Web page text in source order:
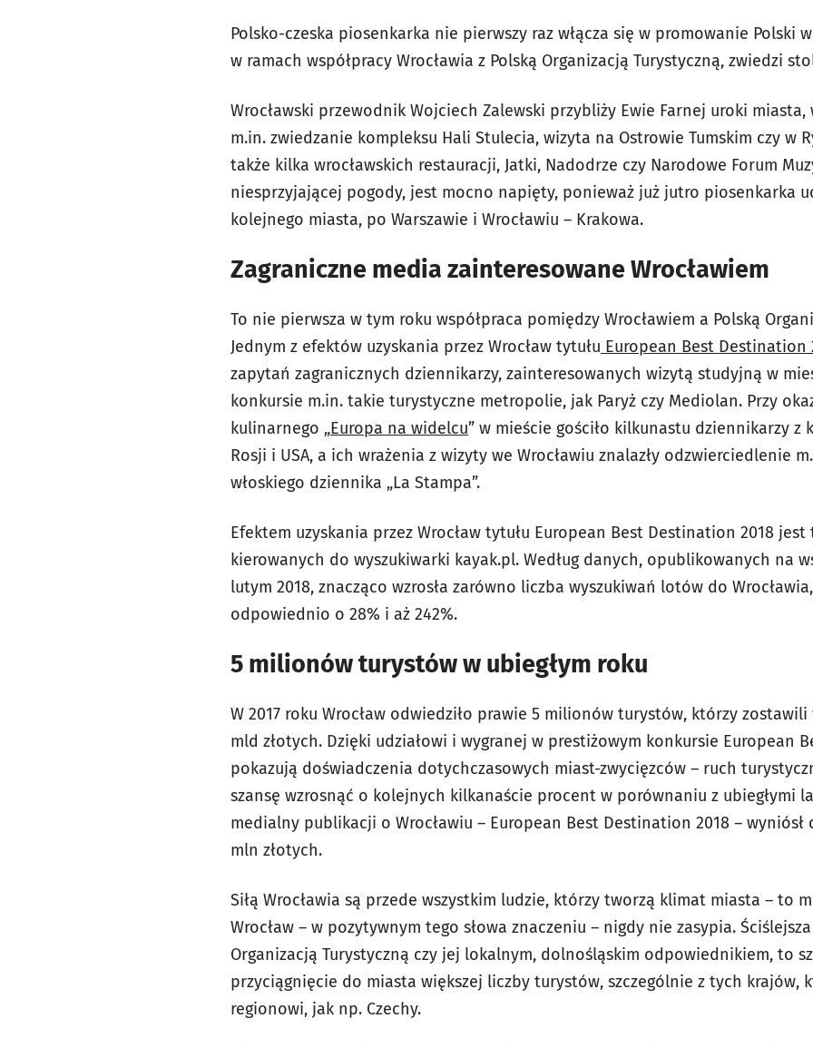
Polsko-czeska piosenkarka nie pierwszy raz włącza się w promowanie Polski
w ramach współpracy Wrocławia z Polską Organizacją Turystyczną, zwiedzi
Wrocławski przewodnik Wojciech Zalewski przybliży Ewie Farnej uroki
m.in. zwiedzanie kompleksu Hali Stulecia, wizyta na Ostrowie Tumskim czy w
także kilka wrocławskich restauracji, Jatki, Nadodrze czy Narodowe Forum
niesprzyjającej pogody, jest mocno napięty, ponieważ już jutro piosenkarka
kolejnego miasta, po Warszawie i Wrocławiu – Krakowa.
Zagraniczne media zainteresowane Wrocławiem
To nie pierwsza w tym roku współpraca pomiędzy Wrocławiem a Polską
Jednym z efektów uzyskania przez Wrocław tytułu European Best Destination
zapytań zagranicznych dziennikarzy, zainteresowanych wizytą studyjną w
konkursie m.in. takie turystyczne metropolie, jak Paryż czy Mediolan. Przy
kulinarnego „Europa na widelcu” w mieście gościło kilkunastu dziennikarzy z
Rosji i USA, a ich wrażenia z wizyty we Wrocławiu znalazły odzwierciedlenie
włoskiego dziennika „La Stampa”.
Efektem uzyskania przez Wrocław tytułu European Best Destination 2018
kierowanych do wyszukiwarki kayak.pl. Według danych, opublikowanych na
lutym 2018, znacząco wzrosła zarówno liczba wyszukiwań lotów do
odpowiednio o 28% i aż 242%.
5 milionów turystów w ubiegłym roku
W 2017 roku Wrocław odwiedziło prawie 5 milionów turystów, którzy zostawili
mld złotych. Dzięki udziałowi i wygranej w prestiżowym konkursie European
pokazują doświadczenia dotychczasowych miast-zwycięzców – ruch
szansę wzrosnąć o kolejnych kilkanaście procent w porównaniu z ubiegłymi
medialny publikacji o Wrocławiu – European Best Destination 2018 – wyniósł
mln złotych.
Siłą Wrocławia są przede wszystkim ludzie, którzy tworzą klimat miasta – to
Wrocław – w pozytywnym tego słowa znaczeniu – nigdy nie zasypia.
Organizacją Turystyczną czy jej lokalnym, dolnośląskim odpowiednikiem, to
przyciągnięcie do miasta większej liczby turystów, szczególnie z tych krajów,
regionowi, jak np. Czechy.